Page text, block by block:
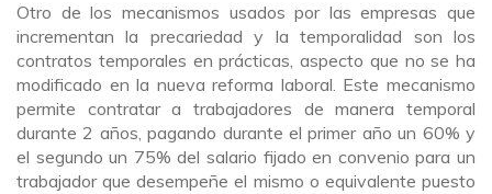
Otro de los mecanismos usados por las empresas que
incrementan la precariedad y la temporalidad son los
contratos temporales en prácticas, aspecto que no se ha
modificado en la nueva reforma laboral. Este mecanismo
permite contratar a trabajadores de manera temporal
durante 2 años, pagando durante el primer año un 60% y
el segundo un 75% del salario fijado en convenio para un
trabajador que desempeñe el mismo o equivalente puesto